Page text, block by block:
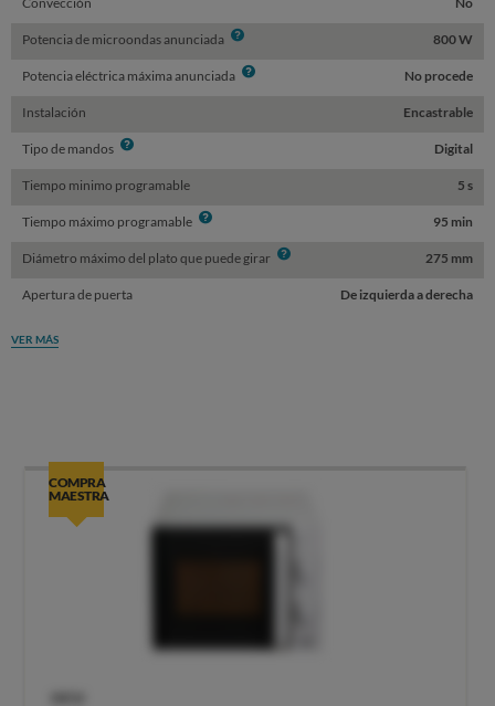
Potencia de microondas anunciada Info 800 W
Potencia eléctrica máxima anunciada Info No procede
Instalación Encastrable
Tipo de mandos Info Digital
Tiempo minimo programable 5 s
Tiempo máximo programable Info 95 min
Diámetro máximo del plato que puede girar Info 275 mm
Apertura de puerta De izquierda a derecha
VER MÁS
COMPRA
MAESTRA